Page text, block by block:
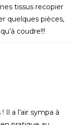
tissus recopier
quelques pièces,
coudre!!!
Il a l’air sympa à